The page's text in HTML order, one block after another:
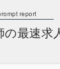
の最速求